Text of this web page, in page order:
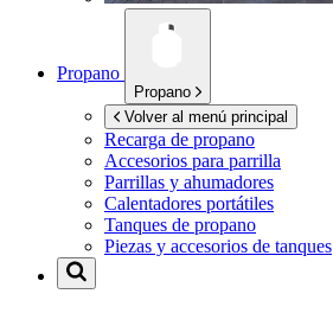
Propano
Propano
Volver al menú principal
Recarga de propano
Accesorios para parrilla
Parrillas y ahumadores
Calentadores portátiles
Tanques de propano
Piezas y accesorios de tanques